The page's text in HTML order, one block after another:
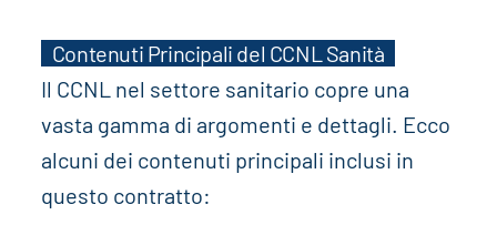
Contenuti Principali del CCNL Sanità
Il CCNL nel settore sanitario copre una
vasta gamma di argomenti e dettagli. Ecco
alcuni dei contenuti principali inclusi in
questo contratto: